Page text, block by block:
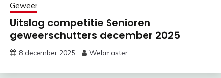
Geweer
Uitslag competitie Senioren
geweerschutters december 2025
8 december 2025 Webmaster